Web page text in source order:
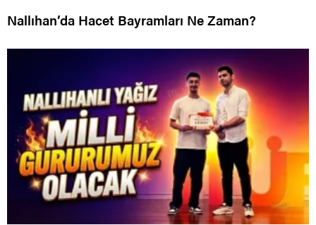
Nallıhan’da Hacet Bayramları Ne Zaman?